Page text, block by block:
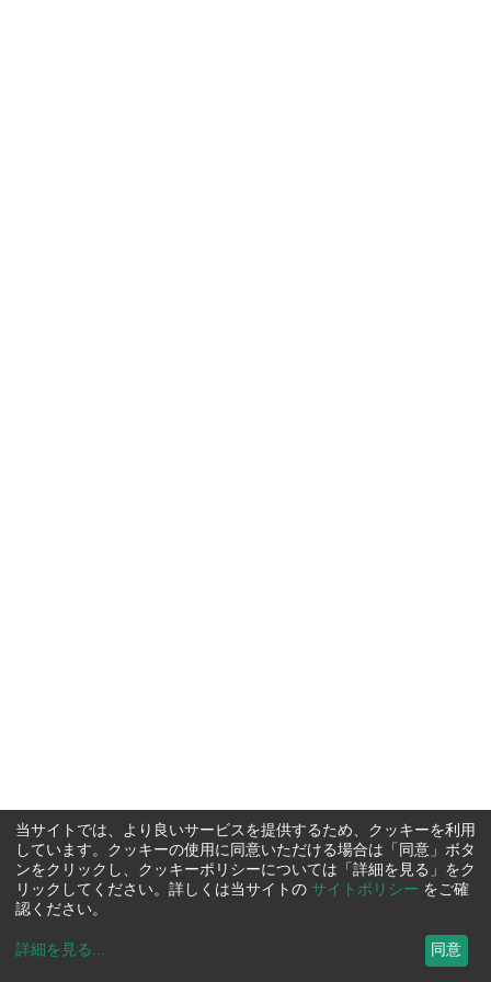
当サイトでは、より良いサービスを提供するため、クッキーを利用
しています。クッキーの使用に同意いただける場合は「同意」ボタ
ンをクリックし、クッキーポリシーについては「詳細を見る」をク
リックしてください。詳しくは当サイトの サイトポリシー をご確
認ください。
詳細を見る ... 同意